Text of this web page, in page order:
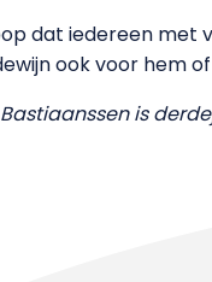
dat iedereen met
ook voor hem
is